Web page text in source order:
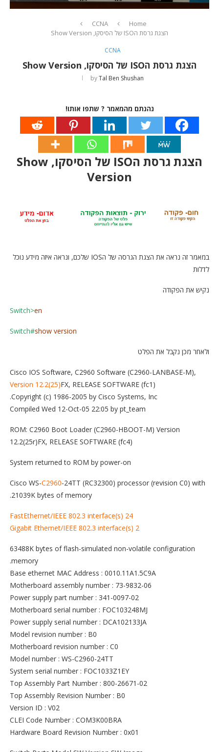
Home
CCNA
הצגת גרסת הISO של הסיסקו, Show Version
CCNA
הצגת גרסת הISO של הסיסקו, Show Version
byTal Ben Shushan
נהנתם מהמאמר ? שתפו אותו!
הצגת גרסת הISO של הסיסקו, Show
Version
במאמר זה נראה את הצגת הגרסה של הIOS שלכם, ונראה איזה מידע נוכל
לדלות
נקיש את הפקודה
Switch>en
Switch#show version
ולאחר מכן נקבל את הפלט
Cisco IOS Software, C2960 Software (C2960-LANBASE-M),
Version 12.2(25)FX, RELEASE SOFTWARE (fc1)
Copyright (c) 1986-2005 by Cisco Systems, Inc.
Compiled Wed 12-Oct-05 22:05 by pt_team
ROM: C2960 Boot Loader (C2960-HBOOT-M) Version
12.2(25r)FX, RELEASE SOFTWARE (fc4)
System returned to ROM by power-on
Cisco WS-C2960-24TT (RC32300) processor (revision C0) with
21039K bytes of memory.
24 FastEthernet/IEEE 802.3 interface(s)
2 Gigabit Ethernet/IEEE 802.3 interface(s)
63488K bytes of flash-simulated non-volatile configuration
memory.
Base ethernet MAC Address : 0010.11A1.5C9A
Motherboard assembly number : 73-9832-06
Power supply part number : 341-0097-02
Motherboard serial number : FOC103248MJ
Power supply serial number : DCA102133JA
Model revision number : B0
Motherboard revision number : C0
Model number : WS-C2960-24TT
System serial number : FOC1033Z1EY
Top Assembly Part Number : 800-26671-02
Top Assembly Revision Number : B0
Version ID : V02
CLEI Code Number : COM3K00BRA
Hardware Board Revision Number : 0x01